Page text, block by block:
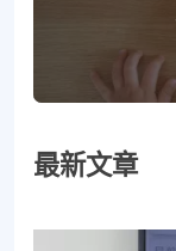
最新文章